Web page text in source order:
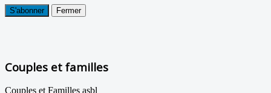
S'abonner Fermer
Couples et familles
Couples et Familles asbl